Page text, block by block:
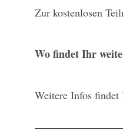
Zur kostenlosen
Wo findet Ihr
Weitere Infos findet